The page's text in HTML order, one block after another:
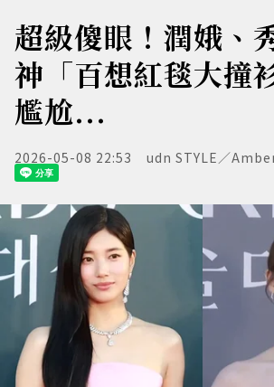
超級傻眼！潤娥、
神「百想紅毯大撞
尷尬...
2026-05-08 22:53 udn STYLE／